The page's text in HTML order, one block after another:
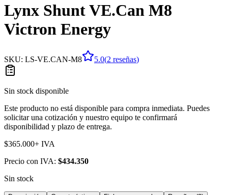
Lynx Shunt VE.Can M8
Victron Energy
SKU: LS-VE.CAN-M8 5.0(2 reseñas)
Sin stock disponible
Este producto no está disponible para compra inmediata. Puedes
solicitar una cotización y nuestro equipo te confirmará
disponibilidad y plazo de entrega.
$365.000+ IVA
Precio con IVA: $434.350
Sin stock